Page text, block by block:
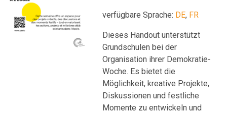
verfügbare Sprache: DE, FR
Dieses Handout unterstützt
Grundschulen bei der
Organisation ihrer Demokratie-
Woche. Es bietet die
Möglichkeit, kreative Projekte,
Diskussionen und festliche
Momente zu entwickeln und